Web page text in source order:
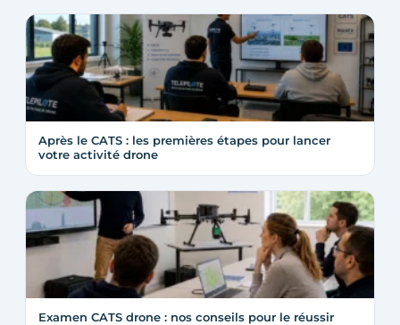
Après le CATS : les premières étapes pour lancer
votre activité drone
Examen CATS drone : nos conseils pour le réussir